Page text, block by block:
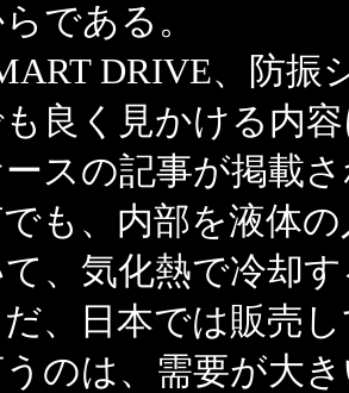
である。
DRIVE、防振
良く見かける内
スの記事が掲載
も、内部を液体
、気化熱で冷却
、日本では販売
うのは、需要が大